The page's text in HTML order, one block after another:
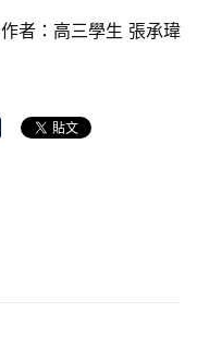
作者：高三學生 張承瑋